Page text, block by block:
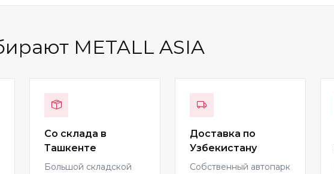
METALL ASIA
Со склада в
Ташкенте
Большой складской
Доставка по
Узбекистану
Собственный автопарк